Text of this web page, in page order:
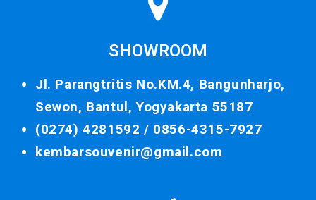
SHOWROOM
Jl. Parangtritis No.KM.4, Bangunharjo,
Sewon, Bantul, Yogyakarta 55187
(0274) 4281592 / 0856-4315-7927
kembarsouvenir@gmail.com